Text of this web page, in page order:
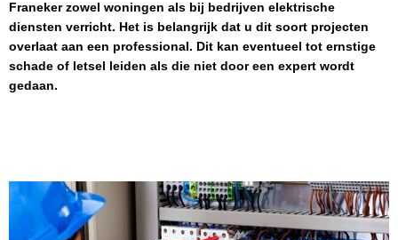
Franekerzowel woningen als bij bedrijven elektrische
diensten verricht. Het is belangrijk dat u dit soort projecten
overlaat aan een professional. Dit kan eventueel tot ernstige
schade of letsel leiden als die niet door een expert wordt
gedaan.